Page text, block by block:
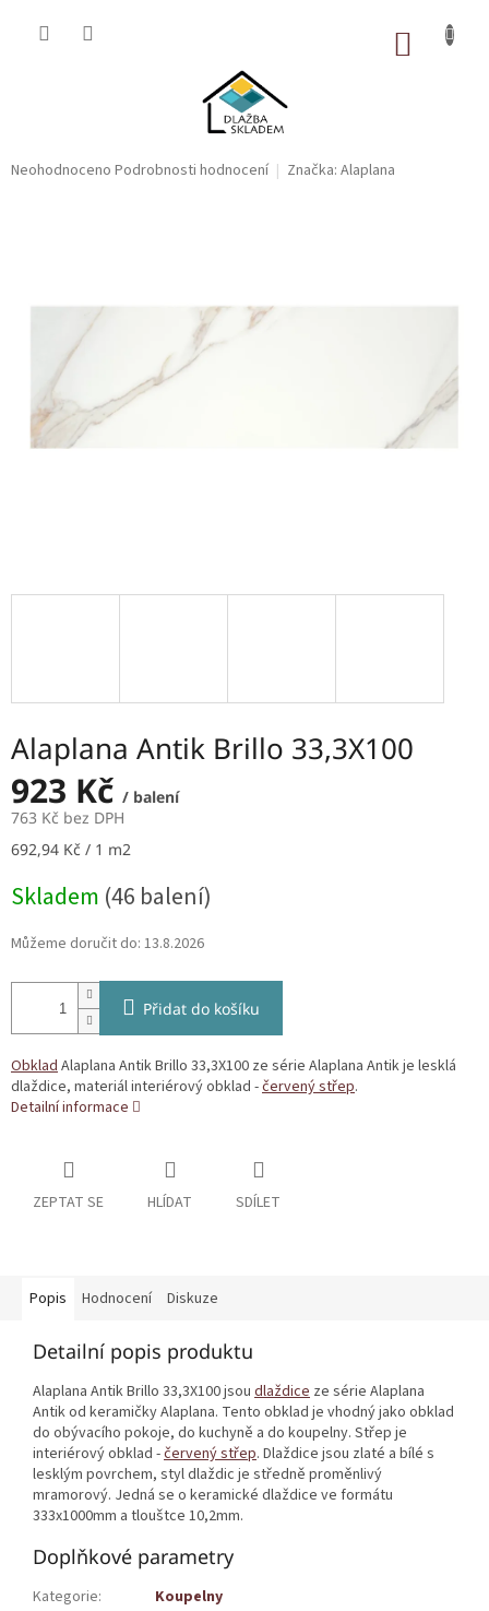
Průměrné
Neohodnoceno Podrobnosti hodnocení Značka: Alaplana
Alaplana Antik Brillo 33,3X100
923 Kč / balení
763 Kč bez DPH
Měrná
692,94 Kč / 1 m2
Skladem (46 balení)
Můžeme doručit do: 13.8.2026
Přidat do košíku
ObkladAlaplana Antik Brillo 33,3X100 ze série Alaplana Antik je lesklá
dlaždice, materiál interiérový obklad -červený střep.
Detailní informace
ZEPTAT SE HLÍDAT SDÍLET
Popis Hodnocení Diskuze
Detailní popis produktu
Alaplana Antik Brillo 33,3X100 jsou dlaždice ze série Alaplana
Antik od keramičky Alaplana. Tento obklad je vhodný jako obklad
do obývacího pokoje, do kuchyně a do koupelny. Střep je
interiérový obklad -červený střep. Dlaždice jsou zlaté a bílé s
lesklým povrchem, styl dlaždic je středně proměnlivý
mramorový. Jedná se o keramické dlaždice ve formátu
333x1000mm a tlouštce 10,2mm.
Doplňkové parametry
Kategorie:
Koupelny